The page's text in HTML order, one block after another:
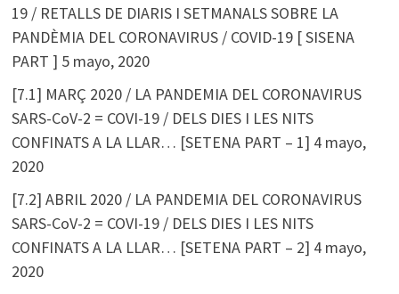
19 / RETALLS DE DIARIS I SETMANALS SOBRE LA
PANDÈMIA DEL CORONAVIRUS / COVID-19 [ SISENA
PART ] 5 mayo, 2020
[7.1] MARÇ 2020 / LA PANDEMIA DEL CORONAVIRUS
SARS-CoV-2 = COVI-19 / DELS DIES I LES NITS
CONFINATS A LA LLAR… [SETENA PART – 1] 4 mayo,
2020
[7.2] ABRIL 2020 / LA PANDEMIA DEL CORONAVIRUS
SARS-CoV-2 = COVI-19 / DELS DIES I LES NITS
CONFINATS A LA LLAR… [SETENA PART – 2] 4 mayo,
2020